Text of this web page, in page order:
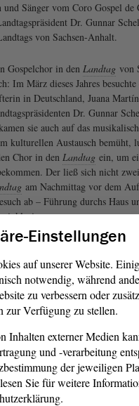
und Sänger vom Coro Gospel de
Dr. Gunnar
von Sachsen-Anhalt.
Gospelchor in den Landtag von
Im März dieses Jahres
in Deutschland, Juana
Dr. Gunnar
sie auch auf das
kulturellen Austausch bemüht,
Chor in den Landtag ein, um
Der ließ sich nicht
am Nachmittag vor dem
ab – Führung durchs Haus
inklusive.
erfahren Sie hier:
sind im Landtag
Einstellungen
auf unserer Website.
notwendig, während
zu verbessern oder
zur Verfügung zu stellen.
Inhalten externer Medien
und -verarbeitung
der jeweiligen
Sie für weitere